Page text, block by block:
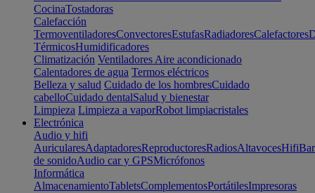
CocinaTostadoras
Calefacción
TermoventiladoresConvectoresEstufasRadiadoresCalefactores
TérmicosHumidificadores
Climatización Ventiladores Aire acondicionado
Calentadores de agua Termos eléctricos
Belleza y salud Cuidado de los hombresCuidado
cabelloCuidado dentalSalud y bienestar
Limpieza Limpieza a vaporRobot limpiacristales
Electrónica
Audio y hifi
AuricularesAdaptadoresReproductoresRadiosAltavocesHifi
de sonidoAudio car y GPSMicrófonos
Informática
AlmacenamientoTabletsComplementosPortátilesImpresoras